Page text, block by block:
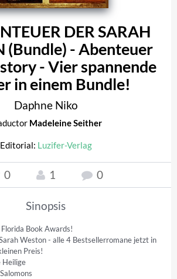
DER SARAH
(Bundle) - Abenteuer
- Vier spannende
in einem Bundle!
Daphne Niko
Madeleine Seither
Editorial: Luzifer-Verlag
0 1 0
Sinopsis
Book Awards!
Weston - alle 4 Bestsellerromane jetzt in
Preis!
Heilige